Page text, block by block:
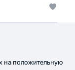
на положительную